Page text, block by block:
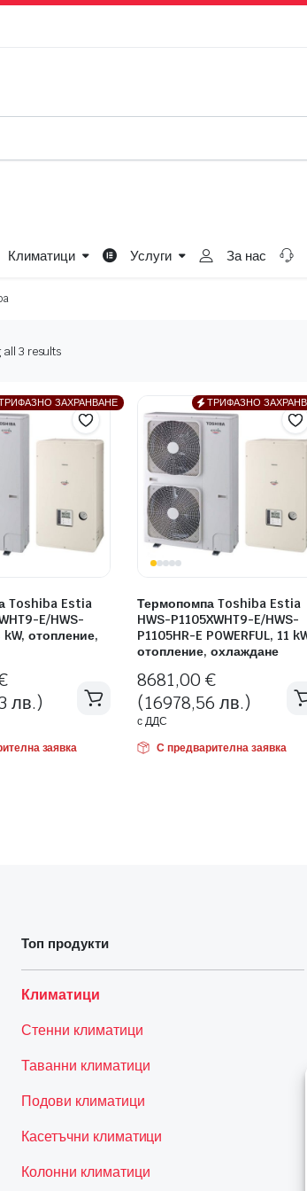
Климатици Услуги За нас
3 resultsSorted
low
Toshiba Estia
E/HWS-
kW, отопление,
лв.)
заявка
ЗАХРАНВАНЕ
Термопомпа Toshiba Estia
HWS-P1105XWHT9-E/HWS-
P1105HR-E POWERFUL, 11
отопление, охлаждане
8681,00€
(16978,56 лв.)
с ДДС
С предварителна заявка
ТРИФАЗНО
Топ продукти
Климатици
Стенни климатици
Таванни климатици
Подови климатици
Касетъчни климатици
Колонни климатици